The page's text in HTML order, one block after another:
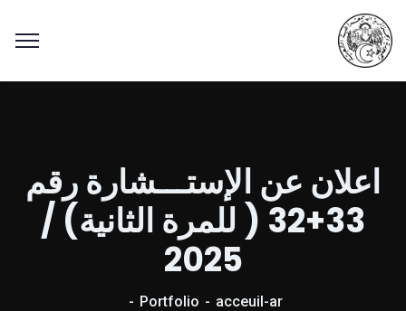
اعلان عن الإستـــشارة رقم
33+32 ( للمرة الثانية) /
2025
acceuil-ar
Portfolio